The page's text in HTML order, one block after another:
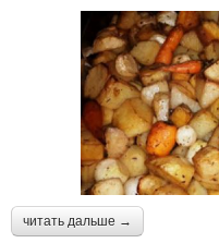
читать дальше →